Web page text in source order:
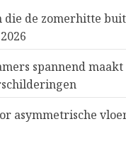
die de zomerhitte
spannend
asymmetrische